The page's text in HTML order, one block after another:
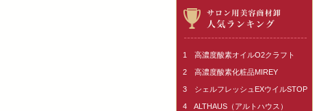
1 高濃度酸素オイルO2クラフト
2 高濃度酸素化粧品MIREY
3 シェルフレッシュEXウイルSTOP
4 ALTHAUS（アルトハウス）